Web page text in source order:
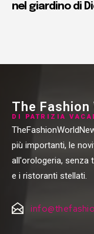
nel giardino di
The Fashion
DI PATRIZIA
più importanti, le
all'orologeria, senza
e i ristoranti stellati.